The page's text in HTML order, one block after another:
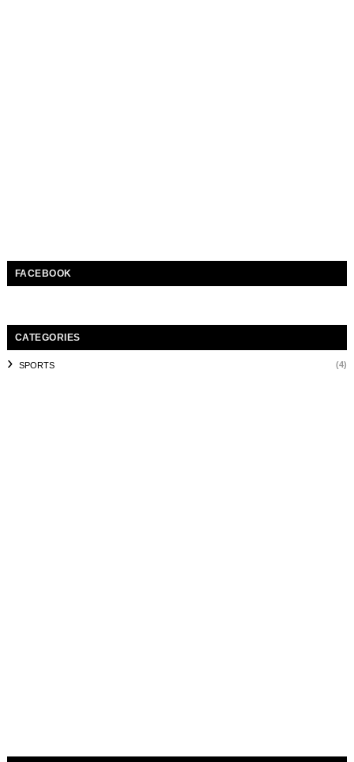
FACEBOOK
CATEGORIES
SPORTS (4)